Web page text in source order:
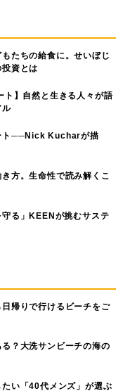
たちの給食に。せいぼじ
資とは
ト】自然と生きる人々が語
ル
ト──Nick Kucharが描
方。生命性で読み解くこ
守る」KEENが挑むサステ
帰りで行けるビーチをご
？大洗サンビーチの海の
い「40代メンズ」が選ぶ